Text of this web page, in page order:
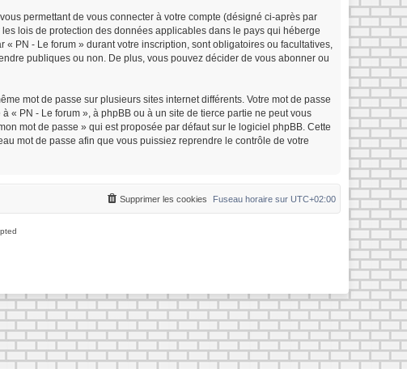
permettant de vous connecter à votre compte (désigné ci-après par
lois de protection des données applicables dans le pays qui héberge
PN - Le forum » durant votre inscription, sont obligatoires ou facultatives,
publiques ou non. De plus, vous pouvez décider de vous abonner ou
mot de passe sur plusieurs sites internet différents. Votre mot de passe
« PN - Le forum », à phpBB ou à un site de tierce partie ne peut vous
mot de passe » qui est proposée par défaut sur le logiciel phpBB. Cette
mot de passe afin que vous puissiez reprendre le contrôle de votre
Fuseau horaire sur UTC+02:00
Supprimer les cookies